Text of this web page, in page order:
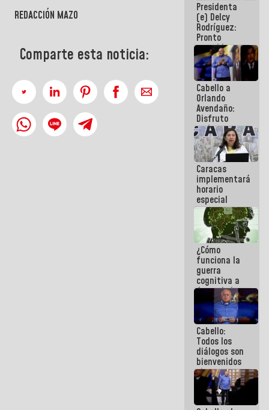
REDACCIÓN MAZO
Comparte esta noticia:
Presidenta
(e) Delcy
Rodríguez:
Pronto
restableceremos
las
operaciones
en el
Aeropuerto
Internacional
de
Maiquetía
Cabello a
Orlando
Avendaño:
Disfruto
cada vez
que escribes
porque lo
que haces
es
embarrarla
Caracas
implementará
horario
especial
para
adaptarse
al plan de
ahorro
energético
¿Cómo
funciona la
guerra
cognitiva a
favor de la
narrativa
hegemónica?
(1)
Cabello:
Todos los
diálogos son
bienvenidos
siempre que
estén en el
marco de la
Constitución